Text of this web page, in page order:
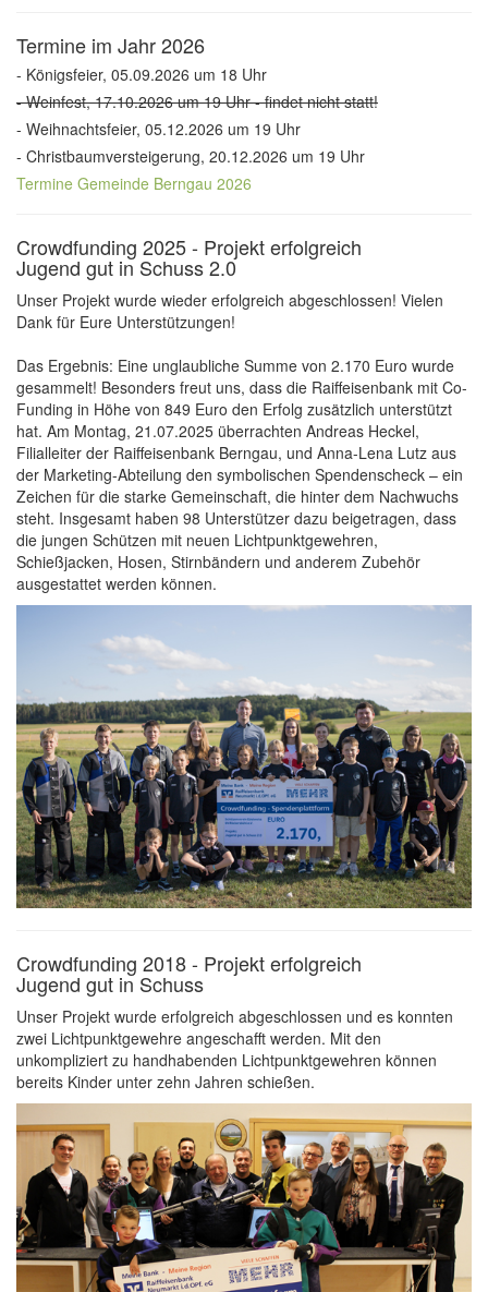
Termine im Jahr 2026
- Königsfeier, 05.09.2026 um 18 Uhr
- Weinfest, 17.10.2026 um 19 Uhr - findet nicht statt!
- Weihnachtsfeier, 05.12.2026 um 19 Uhr
- Christbaumversteigerung, 20.12.2026 um 19 Uhr
Termine Gemeinde Berngau 2026
Crowdfunding 2025 - Projekt erfolgreich
Jugend gut in Schuss 2.0
Unser Projekt wurde wieder erfolgreich abgeschlossen! Vielen
Dank für Eure Unterstützungen!
Das Ergebnis: Eine unglaubliche Summe von 2.170 Euro wurde
gesammelt! Besonders freut uns, dass die Raiffeisenbank mit Co-
Funding in Höhe von 849 Euro den Erfolg zusätzlich unterstützt
hat. Am Montag, 21.07.2025 überrachten Andreas Heckel,
Filialleiter der Raiffeisenbank Berngau, und Anna-Lena Lutz aus
der Marketing-Abteilung den symbolischen Spendenscheck – ein
Zeichen für die starke Gemeinschaft, die hinter dem Nachwuchs
steht. Insgesamt haben 98 Unterstützer dazu beigetragen, dass
die jungen Schützen mit neuen Lichtpunktgewehren,
Schießjacken, Hosen, Stirnbändern und anderem Zubehör
ausgestattet werden können.
Crowdfunding 2018 - Projekt erfolgreich
Jugend gut in Schuss
Unser Projekt wurde erfolgreich abgeschlossen und es konnten
zwei Lichtpunktgewehre angeschafft werden. Mit den
unkompliziert zu handhabenden Lichtpunktgewehren können
bereits Kinder unter zehn Jahren schießen.